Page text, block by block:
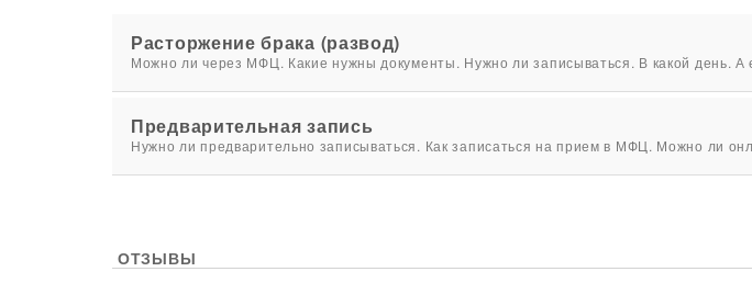
Расторжение брака (развод)
Можно ли через МФЦ. Какие нужны документы. Нужно ли записываться. В какой день. А
Предварительная запись
Нужно ли предварительно записываться. Как записаться на прием в МФЦ. Можно ли
ОТЗЫВЫ